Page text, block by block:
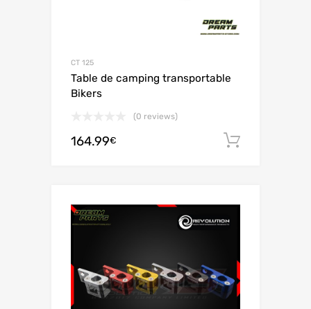
CT 125
Table de camping transportable
Bikers
(0 reviews)
164.99€